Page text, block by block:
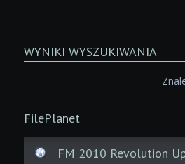
WYNIKI WYSZUKIWANIA
FilePlanet
FM 2010 Revolution